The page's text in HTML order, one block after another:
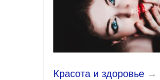
Красота и здоровье →